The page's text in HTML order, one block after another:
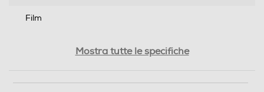
Film
Mostra tutte le specifiche